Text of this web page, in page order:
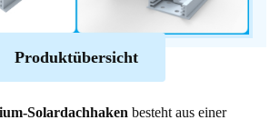
Produktübersicht
Solardachhaken besteht aus einer